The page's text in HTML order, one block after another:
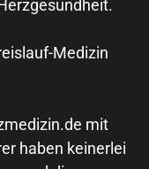
Medizin
mit
haben keinerlei